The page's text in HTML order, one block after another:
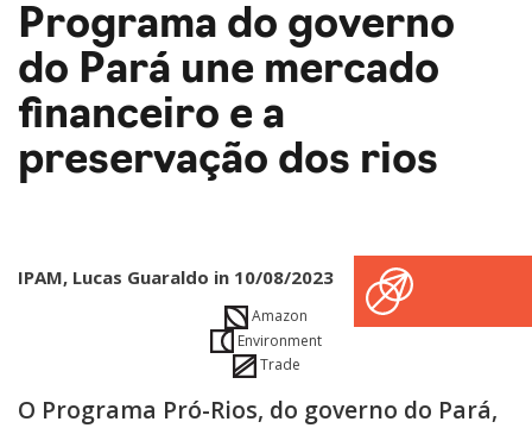
Programa do governo
do Pará une mercado
financeiro e a
preservação dos rios
IPAM, Lucas Guaraldo in 10/08/2023
Amazon
Environment
Trade
O Programa Pró-Rios, do governo do Pará,